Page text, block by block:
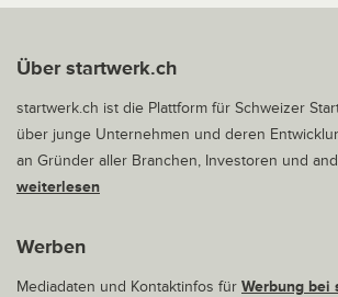
Über startwerk.ch
startwerk.ch ist die Plattform für Schweizer
über junge Unternehmen und deren
an Gründer aller Branchen, Investoren und
weiterlesen
Werben
Mediadaten und Kontaktinfos für Werbung bei